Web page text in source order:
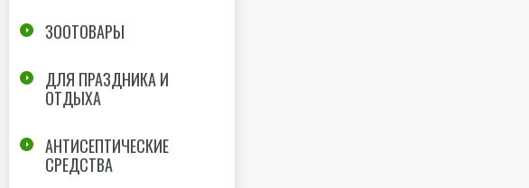
ЗООТОВАРЫ
ДЛЯ ПРАЗДНИКА И
ОТДЫХА
АНТИСЕПТИЧЕСКИЕ
СРЕДСТВА